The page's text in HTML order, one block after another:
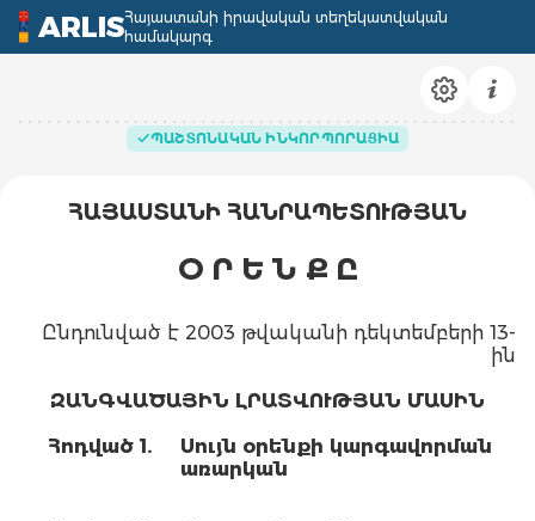
ARLISՀայաստանի իրավական տեղեկատվական
համակարգ
ՊԱՇՏՈՆԱԿԱՆ ԻՆԿՈՐՊՈՐԱՑԻԱ
ՀԱՅԱՍՏԱՆԻ ՀԱՆՐԱՊԵՏՈՒԹՅԱՆ
Օ Ր Ե Ն Ք Ը
Ընդունված է 2003 թվականի դեկտեմբերի 13-
ին
ԶԱՆԳՎԱԾԱՅԻՆ ԼՐԱՏՎՈՒԹՅԱՆ ՄԱՍԻՆ
Հոդված 1.
Սույն օրենքի կարգավորման
առարկան